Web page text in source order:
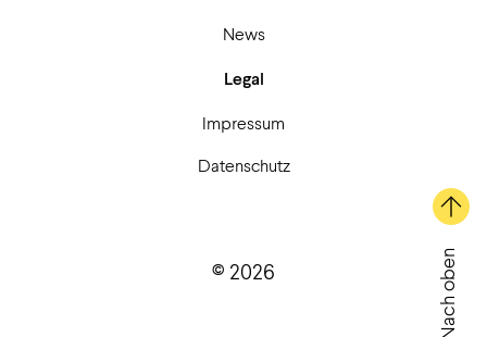
News
Legal
Impressum
Datenschutz
Nach oben
© 2026